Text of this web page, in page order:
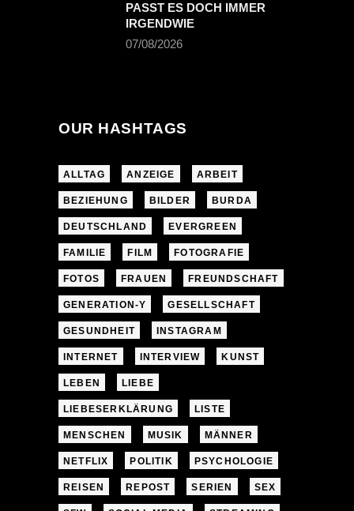
PASST ES DOCH IMMER
IRGENDWIE
07/08/2026
OUR HASHTAGS
ALLTAG ANZEIGE ARBEIT
BEZIEHUNG BILDER BURDA
DEUTSCHLAND EVERGREEN
FAMILIE FILM FOTOGRAFIE
FOTOS FRAUEN FREUNDSCHAFT
GENERATION-Y GESELLSCHAFT
GESUNDHEIT INSTAGRAM
INTERNET INTERVIEW KUNST
LEBEN LIEBE
LIEBESERKLÄRUNG LISTE
MENSCHEN MUSIK MÄNNER
NETFLIX POLITIK PSYCHOLOGIE
REISEN REPOST SERIEN SEX